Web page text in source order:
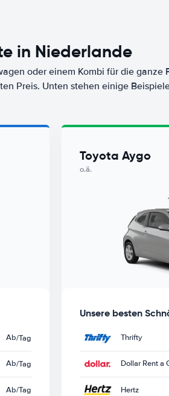
in Niederlande
oder einem Kombi für die ganze
Preis. Unten stehen einige
Ab/Tag
Ab/Tag
Ab/Tag
Toyota Aygo
o.ä.
Unsere besten
Thrifty
Dollar Rent a
Hertz